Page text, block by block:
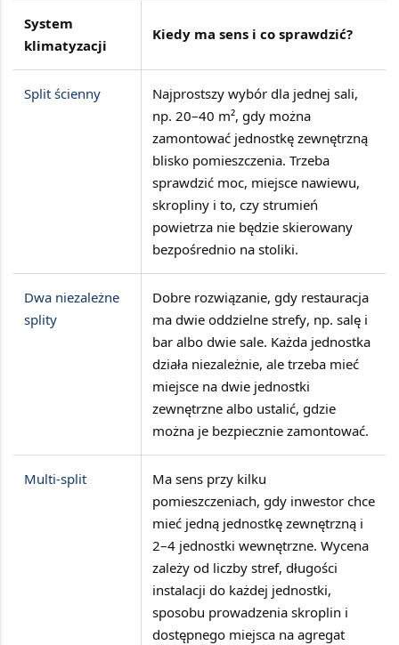
System
klimatyzacji
Kiedy ma sens i co sprawdzić?
Split ścienny
Najprostszy wybór dla jednej sali,
np. 20–40 m², gdy można
zamontować jednostkę zewnętrzną
blisko pomieszczenia. Trzeba
sprawdzić moc, miejsce nawiewu,
skropliny i to, czy strumień
powietrza nie będzie skierowany
bezpośrednio na stoliki.
Dwa niezależne
splity
Dobre rozwiązanie, gdy restauracja
ma dwie oddzielne strefy, np. salę i
bar albo dwie sale. Każda jednostka
działa niezależnie, ale trzeba mieć
miejsce na dwie jednostki
zewnętrzne albo ustalić, gdzie
można je bezpiecznie zamontować.
Multi-split
Ma sens przy kilku
pomieszczeniach, gdy inwestor chce
mieć jedną jednostkę zewnętrzną i
2–4 jednostki wewnętrzne. Wycena
zależy od liczby stref, długości
instalacji do każdej jednostki,
sposobu prowadzenia skroplin i
dostępnego miejsca na agregat